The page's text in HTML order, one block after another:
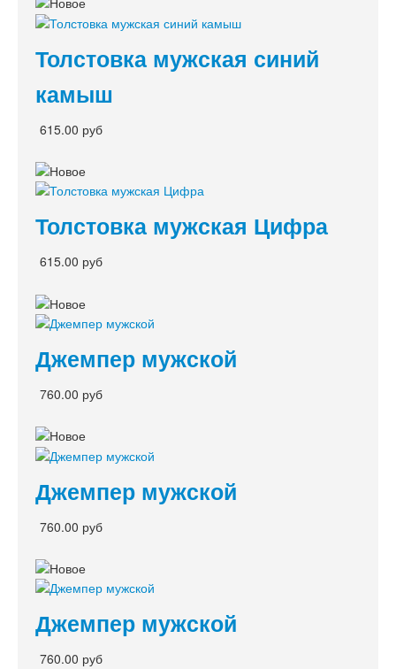
Толстовка мужская синий
камыш
615.00 руб
Толстовка мужская Цифра
615.00 руб
Джемпер мужской
760.00 руб
Джемпер мужской
760.00 руб
Джемпер мужской
760.00 руб